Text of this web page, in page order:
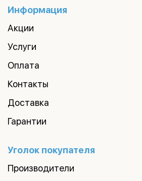
Информация
Акции
Услуги
Оплата
Контакты
Доставка
Гарантии
Уголок покупателя
Производители